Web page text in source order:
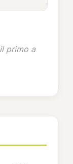
primo a